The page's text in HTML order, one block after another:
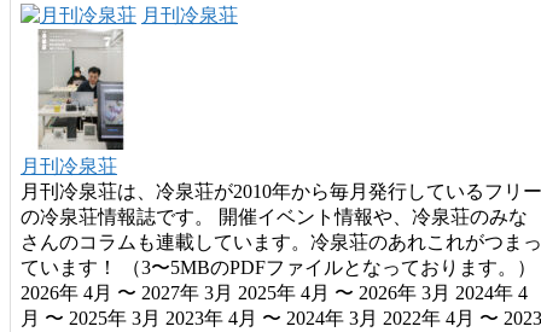
月刊冷泉荘
月刊冷泉荘
月刊冷泉荘は、冷泉荘が2010年から毎月発行しているフリー
の冷泉荘情報誌です。 開催イベント情報や、冷泉荘のみな
さんのコラムも連載しています。冷泉荘のあれこれがつまっ
ています！ （3〜5MBのPDFファイルとなっております。）
2026年 4月 〜 2027年 3月 2025年 4月 〜 2026年 3月 2024年 4
月 〜 2025年 3月 2023年 4月 〜 2024年 3月 2022年 4月 〜 2023